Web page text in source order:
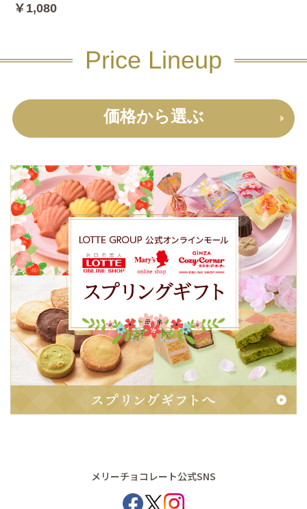
￥1,080
Price Lineup
価格から選ぶ
メリーチョコレート公式SNS